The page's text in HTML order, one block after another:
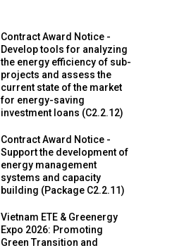
Contract Award Notice -
Develop tools for analyzing
the energy efficiency of sub-
projects and assess the
current state of the market
for energy-saving
investment loans (C2.2.12)
Contract Award Notice -
Support the development of
energy management
systems and capacity
building (Package C2.2.11)
Vietnam ETE & Greenergy
Expo 2026: Promoting
Green Transition and